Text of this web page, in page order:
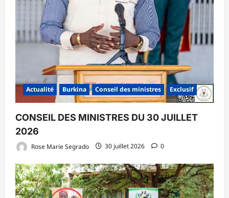
Actualité Burkina Conseil des ministres Exclusif
CONSEIL DES MINISTRES DU 30 JUILLET
2026
Rose Marie Segrado 30 juillet 2026 0